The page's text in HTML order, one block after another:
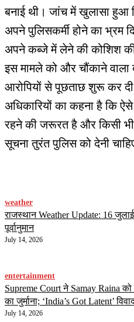
बनाई थी। जांच में खुलासा हुआ
अपने पुलिसकर्मी होने का भ्रम
अपने कब्जे में लेने की कोशिश
इस मामले को और चौंकाने वाला
आरोपियों से पूछताछ शुरू कर
अधिकारियों का कहना है कि
रहने की जरूरत है और किसी भी
सूचना तुरंत पुलिस को देनी
weather
राजस्थान Weather Update: 16
पूर्वानुमान
July 14, 2026
entertainment
Supreme Court ने Samay Raina
का जुर्माना; ‘India’s Got Latent’
July 14, 2026